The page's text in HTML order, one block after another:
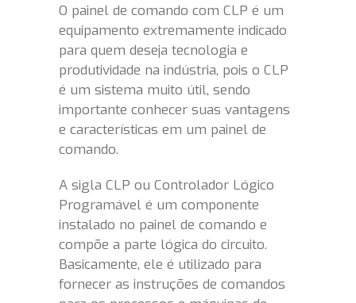
O painel de comando com CLP é um
equipamento extremamente indicado
para quem deseja tecnologia e
produtividade na indústria, pois o CLP
é um sistema muito útil, sendo
importante conhecer suas vantagens
e características em um painel de
comando.
A sigla CLP ou Controlador Lógico
Programável é um componente
instalado no painel de comando e
compõe a parte lógica do circuito.
Basicamente, ele é utilizado para
fornecer as instruções de comandos